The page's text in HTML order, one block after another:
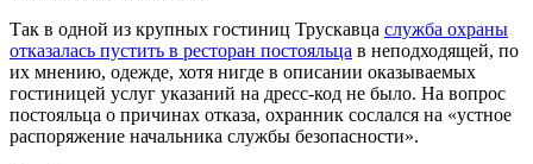
Так в одной из крупных гостиниц Трускавца служба охраны
отказалась пустить в ресторан постояльца в неподходящей, по
их мнению, одежде, хотя нигде в описании оказываемых
гостиницей услуг указаний на дресс-код не было. На вопрос
постояльца о причинах отказа, охранник сослался на «устное
распоряжение начальника службы безопасности».